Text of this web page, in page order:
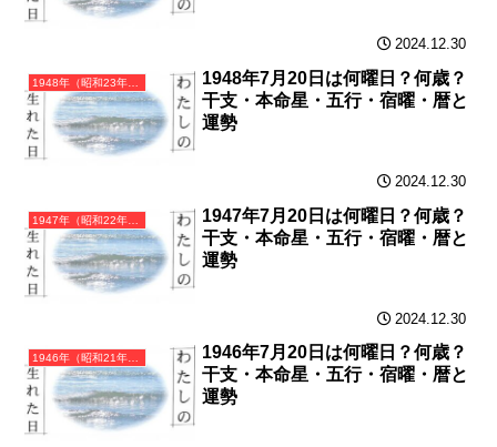
2024.12.30
1948年（昭和23年）戊子（つちのえね）・子年（ねずみ年）カレンダー（月曜はじまり）
1948年7月20日は何曜日？何歳？
干支・本命星・五行・宿曜・暦と
運勢
2024.12.30
1947年（昭和22年）丁亥（ひのとい）・亥年（いのしし年）カレンダー（月曜はじまり）
1947年7月20日は何曜日？何歳？
干支・本命星・五行・宿曜・暦と
運勢
2024.12.30
1946年（昭和21年）丙戌（ひのえいぬ）・戌年（いぬ年）カレンダー（月曜はじまり）
1946年7月20日は何曜日？何歳？
干支・本命星・五行・宿曜・暦と
運勢